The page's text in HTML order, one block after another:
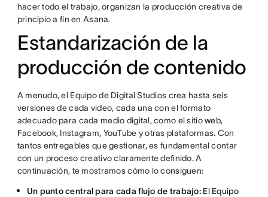
hacer todo el trabajo, organizan la producción creativa de
principio a fin en Asana.
Estandarización de la
producción de contenido
A menudo, el Equipo de Digital Studios crea hasta seis
versiones de cada video, cada una con el formato
adecuado para cada medio digital, como el sitio web,
Facebook, Instagram, YouTube y otras plataformas. Con
tantos entregables que gestionar, es fundamental contar
con un proceso creativo claramente definido. A
continuación, te mostramos cómo lo consiguen:
Un punto central para cada flujo de trabajo: El Equipo